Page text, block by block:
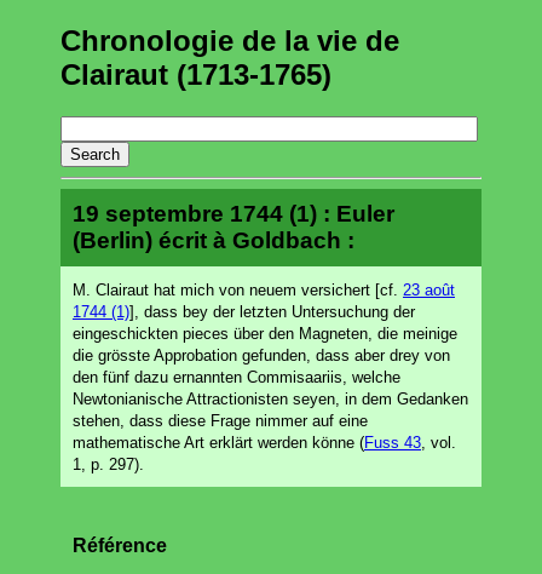
Chronologie de la vie de
Clairaut (1713-1765)
19 septembre 1744 (1) : Euler
(Berlin) écrit à Goldbach :
M. Clairaut hat mich von neuem versichert [cf. 23 août
1744 (1)], dass bey der letzten Untersuchung der
eingeschickten pieces über den Magneten, die meinige
die grösste Approbation gefunden, dass aber drey von
den fünf dazu ernannten Commisaariis, welche
Newtonianische Attractionisten seyen, in dem Gedanken
stehen, dass diese Frage nimmer auf eine
mathematische Art erklärt werden könne (Fuss 43 , vol.
1, p. 297).
Référence